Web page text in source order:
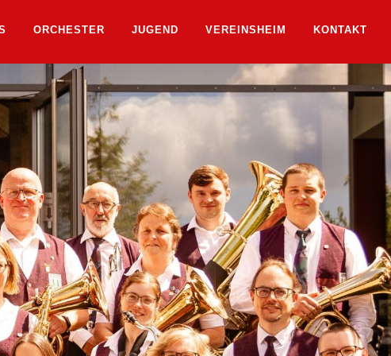
ORCHESTER JUGEND VEREINSHEIM KONTAKT